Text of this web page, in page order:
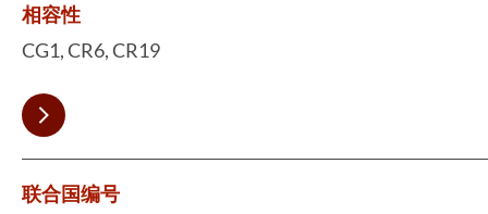
相容性
CG1, CR6, CR19
联合国编号